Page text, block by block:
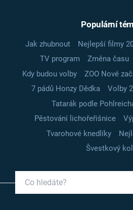
Populární
Jak zhubnout Nejlepší filmy
TV program
Změna času
Kdy budou volby
ZOO Nové
7 pádů Honzy Dědka
Volby
Tatarák podle
Pěstování lichořeřišnice
Tvarohové knedlíky
Švestkový